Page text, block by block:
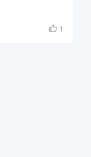
 1